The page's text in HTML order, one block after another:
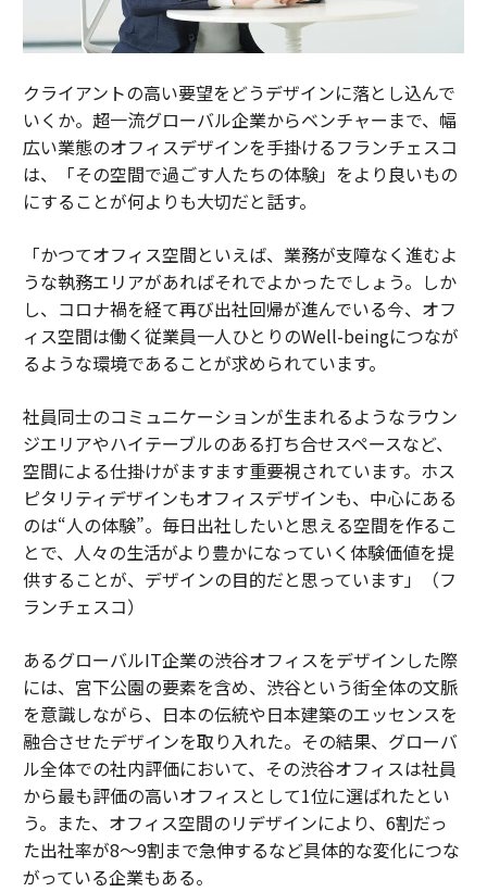
クライアントの高い要望をどうデザインに落とし込んで
いくか。超一流グローバル企業からベンチャーまで、幅
広い業態のオフィスデザインを手掛けるフランチェスコ
は、「その空間で過ごす人たちの体験」をより良いもの
にすることが何よりも大切だと話す。
「かつてオフィス空間といえば、業務が支障なく進むよ
うな執務エリアがあればそれでよかったでしょう。しか
し、コロナ禍を経て再び出社回帰が進んでいる今、オフ
ィス空間は働く従業員一人ひとりのWell-beingにつなが
るような環境であることが求められています。
社員同士のコミュニケーションが生まれるようなラウン
ジエリアやハイテーブルのある打ち合せスペースなど、
空間による仕掛けがますます重要視されています。ホス
ピタリティデザインもオフィスデザインも、中心にある
のは“人の体験”。毎日出社したいと思える空間を作るこ
とで、人々の生活がより豊かになっていく体験価値を提
供することが、デザインの目的だと思っています」（フ
ランチェスコ）
あるグローバルIT企業の渋谷オフィスをデザインした際
には、宮下公園の要素を含め、渋谷という街全体の文脈
を意識しながら、日本の伝統や日本建築のエッセンスを
融合させたデザインを取り入れた。その結果、グローバ
ル全体での社内評価において、その渋谷オフィスは社員
から最も評価の高いオフィスとして1位に選ばれたとい
う。また、オフィス空間のリデザインにより、6割だっ
た出社率が8～9割まで急伸するなど具体的な変化につな
がっている企業もある。